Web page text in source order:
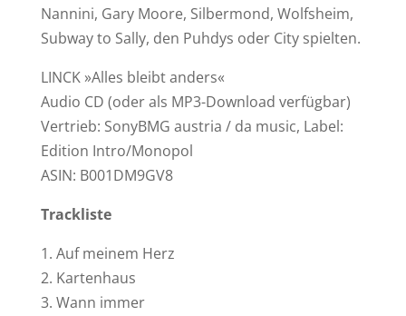
Nannini, Gary Moore, Silbermond, Wolfsheim,
Subway to Sally, den Puhdys oder City spielten.
LINCK »Alles bleibt anders«
Audio CD (oder als MP3-Download verfügbar)
Vertrieb: SonyBMG austria / da music, Label:
Edition Intro/Monopol
ASIN: B001DM9GV8
Trackliste
1. Auf meinem Herz
2. Kartenhaus
3. Wann immer